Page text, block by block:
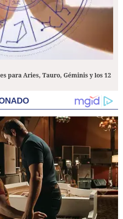
para Aries, Tauro, Géminis y los 12